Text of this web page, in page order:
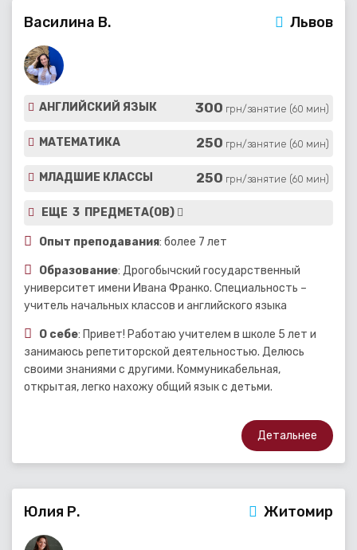
Василина В. Львов
АНГЛИЙСКИЙ ЯЗЫК 300 грн/занятие (60 мин)
МАТЕМАТИКА 250 грн/занятие (60 мин)
МЛАДШИЕ КЛАССЫ 250 грн/занятие (60 мин)
ЕЩЕ 3 ПРЕДМЕТА(ОВ)
Опыт преподавания: более 7 лет
Образование: Дрогобычский государственный
университет имени Ивана Франко. Специальность –
учитель начальных классов и английского языка
О себе: Привет! Работаю учителем в школе 5 лет и
занимаюсь репетиторской деятельностью. Делюсь
своими знаниями с другими. Коммуникабельная,
открытая, легко нахожу общий язык с детьми.
Детальнее
Юлия Р. Житомир